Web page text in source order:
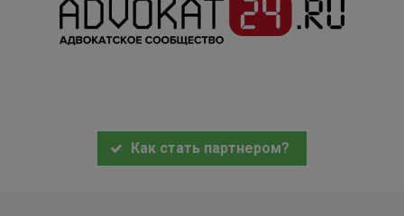
Как стать партнером?